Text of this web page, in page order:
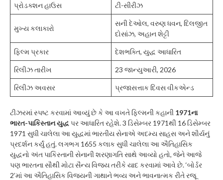
પ્રોડક્શન હાઉસ ટી-સીરીઝ
મુખ્ય કલાકારો
સની દેઓલ, વરુણ ધવન, દિલજીત
દોસાંઝ, અહાન શેટ્ટી
ફિલ્મ પ્રકાર દેશભક્તિ, યુદ્ધ આધારિત
રિલીઝ તારીખ 23 જાન્યુઆરી, 2026
રિલીઝ અવસર પ્રજાસત્તાક દિવસ વીકએન્ડ
ટીઝરમાં સ્પષ્ટ કરવામાં આવ્યું છે કે આ વખતે ફિલ્મની કહાની 1971ના
ભારત-પાકિસ્તાન યુદ્ધ પર આધારિત રહેશે. 3 ડિસેમ્બર 1971થી 16 ડિસેમ્બર
1971 સુધી ચાલેલા આ યુદ્ધમાં ભારતીય સેનાએ અદમ્ય સાહસ અને શૌર્યનું
પ્રદર્શન કર્યું હતું. લગભગ 1655 કલાક સુધી ચાલેલા આ ઐતિહાસિક
યુદ્ધનો અંત પાકિસ્તાની સેનાની શરણાગતિ સાથે આવ્યો હતો, જેને આજે
પણ ભારતના સૌથી મોટા સૈન્ય વિજય તરીકે યાદ કરવામાં આવે છે. ‘બોર્ડર
2’માં આ ઐતિહાસિક વિજયની ગાથાને ભવ્ય અને ભાવનાત્મક રીતે રજૂ